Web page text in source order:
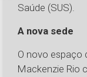
Saúde (SUS).
A nova sede
O novo espaço
Mackenzie Rio